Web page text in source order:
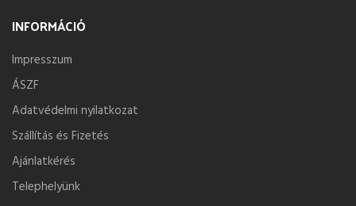
INFORMÁCIÓ
Impresszum
ÁSZF
Adatvédelmi nyilatkozat
Szállítás és Fizetés
Ajánlatkérés
Telephelyünk